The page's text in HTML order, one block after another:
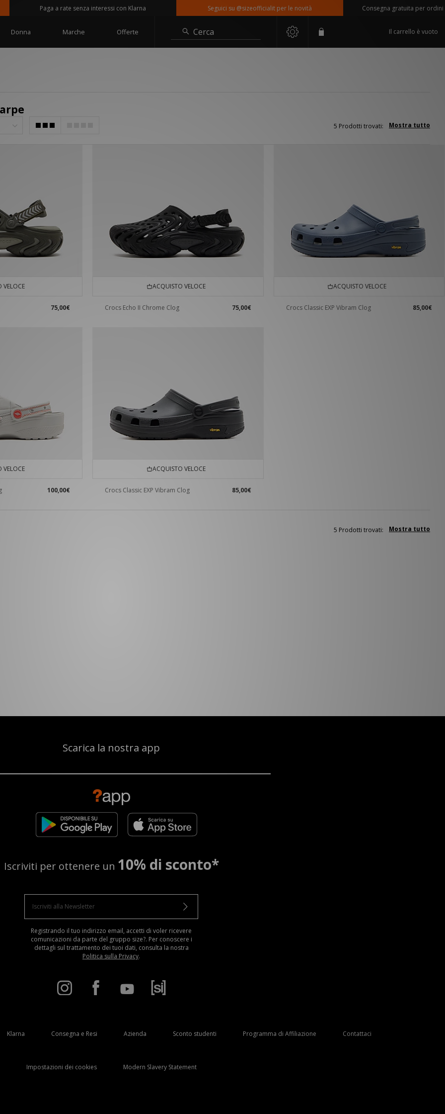
Paga a rate senza interessi con Klarna Seguici su @sizeofficialit per le novità Consegna gratuita per ordini
Donna Marche Offerte Cerca Il carrello è vuoto
Mostra tutto
5 Prodotti trovati:
75,00€
ACQUISTO VELOCE
Crocs Echo II Chrome Clog 75,00€
ACQUISTO VELOCE
Crocs Classic EXP Vibram Clog 85,00€
100,00€
ACQUISTO VELOCE
Crocs Classic EXP Vibram Clog 85,00€
Mostra tutto
5 Prodotti trovati:
Scarica la nostra app
Iscriviti per ottenere un 10% di sconto*
Registrando il tuo indirizzo email, accetti di voler ricevere
comunicazioni da parte del gruppo size?. Per conoscere i
dettagli sul trattamento dei tuoi dati, consulta la nostra
Politica sulla Privacy.
Klarna Consegna e Resi Azienda Sconto studenti Programma di Affiliazione Contattaci
Impostazioni dei cookies Modern Slavery Statement